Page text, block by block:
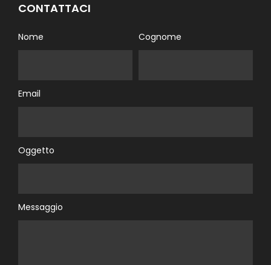
CONTATTACI
Nome Cognome
Email
Oggetto
Messaggio